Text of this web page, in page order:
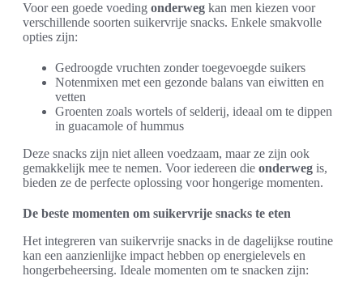
Voor een goede voeding onderweg kan men kiezen voor
verschillende soorten suikervrije snacks. Enkele smakvolle
opties zijn:
Gedroogde vruchten zonder toegevoegde suikers
Notenmixen met een gezonde balans van eiwitten en
vetten
Groenten zoals wortels of selderij, ideaal om te dippen
in guacamole of hummus
Deze snacks zijn niet alleen voedzaam, maar ze zijn ook
gemakkelijk mee te nemen. Voor iedereen die onderweg is,
bieden ze de perfecte oplossing voor hongerige momenten.
De beste momenten om suikervrije snacks te eten
Het integreren van suikervrije snacks in de dagelijkse routine
kan een aanzienlijke impact hebben op energielevels en
hongerbeheersing. Ideale momenten om te snacken zijn: